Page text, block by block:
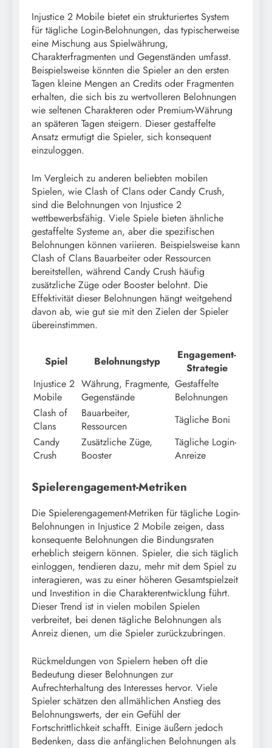
Injustice 2 Mobile bietet ein strukturiertes System
für tägliche Login-Belohnungen, das typischerweise
eine Mischung aus Spielwährung,
Charakterfragmenten und Gegenständen umfasst.
Beispielsweise könnten die Spieler an den ersten
Tagen kleine Mengen an Credits oder Fragmenten
erhalten, die sich bis zu wertvolleren Belohnungen
wie seltenen Charakteren oder Premium-Währung
an späteren Tagen steigern. Dieser gestaffelte
Ansatz ermutigt die Spieler, sich konsequent
einzuloggen.
Im Vergleich zu anderen beliebten mobilen
Spielen, wie Clash of Clans oder Candy Crush,
sind die Belohnungen von Injustice 2
wettbewerbsfähig. Viele Spiele bieten ähnliche
gestaffelte Systeme an, aber die spezifischen
Belohnungen können variieren. Beispielsweise kann
Clash of Clans Bauarbeiter oder Ressourcen
bereitstellen, während Candy Crush häufig
zusätzliche Züge oder Booster belohnt. Die
Effektivität dieser Belohnungen hängt weitgehend
davon ab, wie gut sie mit den Zielen der Spieler
übereinstimmen.
Spiel Belohnungstyp
Engagement-
Strategie
Injustice 2
Mobile
Währung, Fragmente,
Gegenstände
Gestaffelte
Belohnungen
Clash of
Clans
Bauarbeiter,
Ressourcen
Tägliche Boni
Candy
Crush
Zusätzliche Züge,
Booster
Tägliche Login-
Anreize
Spielerengagement-Metriken
Die Spielerengagement-Metriken für tägliche Login-
Belohnungen in Injustice 2 Mobile zeigen, dass
konsequente Belohnungen die Bindungsraten
erheblich steigern können. Spieler, die sich täglich
einloggen, tendieren dazu, mehr mit dem Spiel zu
interagieren, was zu einer höheren Gesamtspielzeit
und Investition in die Charakterentwicklung führt.
Dieser Trend ist in vielen mobilen Spielen
verbreitet, bei denen tägliche Belohnungen als
Anreiz dienen, um die Spieler zurückzubringen.
Rückmeldungen von Spielern heben oft die
Bedeutung dieser Belohnungen zur
Aufrechterhaltung des Interesses hervor. Viele
Spieler schätzen den allmählichen Anstieg des
Belohnungswerts, der ein Gefühl der
Fortschrittlichkeit schafft. Einige äußern jedoch
Bedenken, dass die anfänglichen Belohnungen als